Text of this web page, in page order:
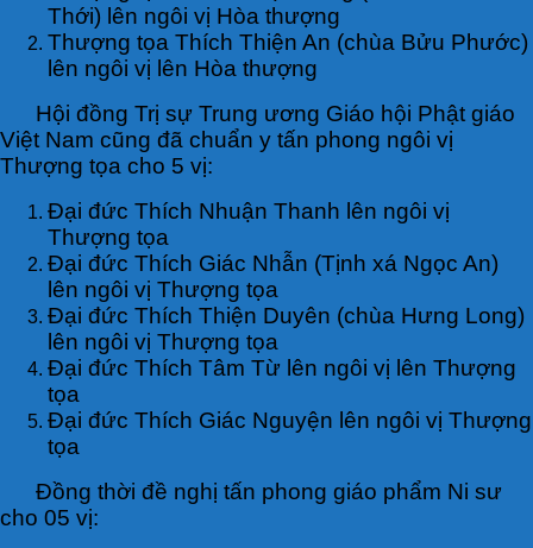
Thới) lên ngôi vị Hòa thượng
Thượng tọa Thích Thiện An (chùa Bửu Phước)
lên ngôi vị lên Hòa thượng
Hội đồng Trị sự Trung ương Giáo hội Phật giáo
Việt Nam cũng đã chuẩn y tấn phong ngôi vị
Thượng tọa cho 5 vị:
Đại đức Thích Nhuận Thanh lên ngôi vị
Thượng tọa
Đại đức Thích Giác Nhẫn (Tịnh xá Ngọc An)
lên ngôi vị Thượng tọa
Đại đức Thích Thiện Duyên (chùa Hưng Long)
lên ngôi vị Thượng tọa
Đại đức Thích Tâm Từ lên ngôi vị lên Thượng
tọa
Đại đức Thích Giác Nguyện lên ngôi vị Thượng
tọa
Đồng thời đề nghị tấn phong giáo phẩm Ni sư
cho 05 vị: